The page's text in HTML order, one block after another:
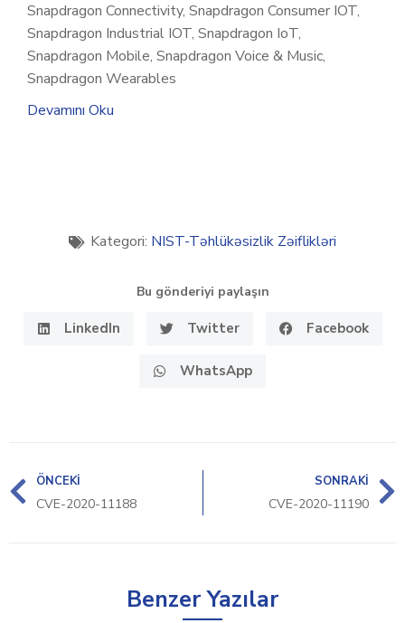
Snapdragon Connectivity, Snapdragon Consumer IOT,
Snapdragon Industrial IOT, Snapdragon IoT,
Snapdragon Mobile, Snapdragon Voice & Music,
Snapdragon Wearables
Devamını Oku
Kategori: NIST-Təhlükəsizlik Zəiflikləri
Bu gönderiyi paylaşın
LinkedIn Twitter Facebook
WhatsApp
ÖNCEKI
CVE-2020-11188
SONRAKI
CVE-2020-11190
Benzer Yazılar